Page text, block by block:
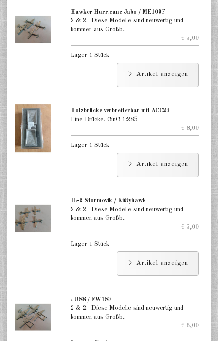
Hawker Hurricane Jabo / ME109F
2 & 2. Diese Modelle sind neuwertig und
kommen aus Großb..
€ 5,00
Lager 1 Stück
Artikel anzeigen
Holzbrücke verbreiterbar mit ACC23
Eine Brücke. CinC 1:285
€ 8,00
Lager 1 Stück
Artikel anzeigen
IL-2 Stormovik / Kittyhawk
2 & 2. Diese Modelle sind neuwertig und
kommen aus Großb..
€ 5,00
Lager 1 Stück
Artikel anzeigen
JU88 / FW189
2 & 2. Diese Modelle sind neuwertig und
kommen aus Großb..
€ 6,00